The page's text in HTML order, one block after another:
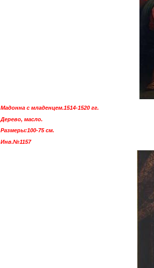
Мадонна с младенцем.1514-1520 гг.
Дерево, масло.
Размеры:100-75 см.
Инв.№1157